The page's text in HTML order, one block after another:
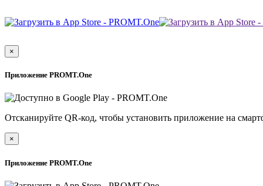
×
Приложение PROMT.One
Отсканируйте QR-код, чтобы установить приложение на
×
Приложение PROMT.One